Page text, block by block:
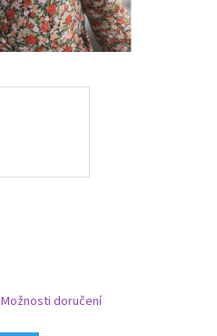
Možnosti doručení